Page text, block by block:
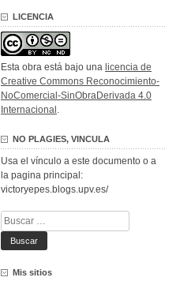
LICENCIA
Esta obra está bajo una licencia de
Creative Commons Reconocimiento-
NoComercial-SinObraDerivada 4.0
Internacional .
NO PLAGIES, VINCULA
Usa el vínculo a este documento o a
la pagina principal:
victoryepes.blogs.upv.es/
Buscar:
Mis sitios